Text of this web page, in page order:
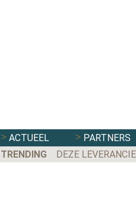
ACTUEEL PARTNERS
TRENDING
DEZE